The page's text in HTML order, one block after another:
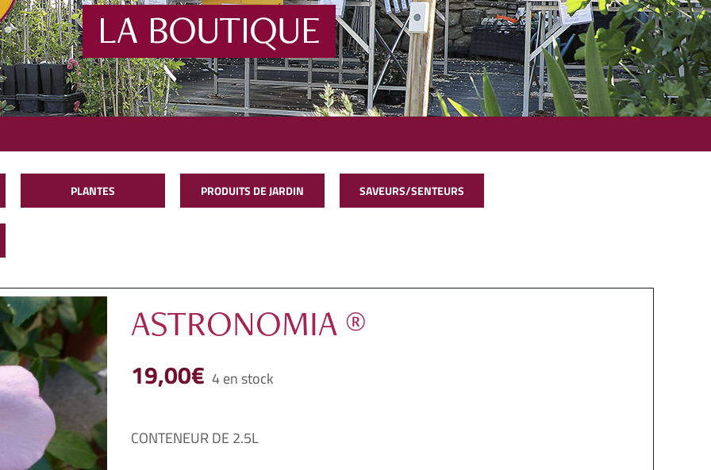
PLANTES PRODUITS DE JARDIN SAVEURS/SENTEURS
ASTRONOMIA ®
19,00€ 4 en stock
CONTENEUR DE 2.5L